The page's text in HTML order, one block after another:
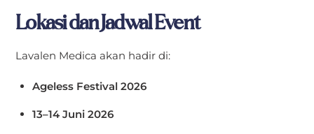
Lokasi dan Jadwal Event
Lavalen Medica akan hadir di:
Ageless Festival 2026
13–14 Juni 2026